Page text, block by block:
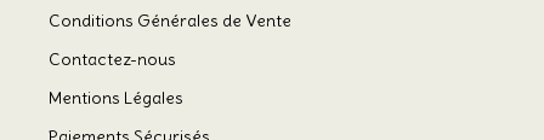
Conditions Générales de Vente
Contactez-nous
Mentions Légales